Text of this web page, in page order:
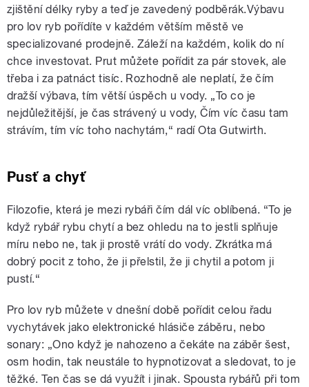
zjištění délky ryby a teď je zavedený podběrák.Výbavu
pro lov ryb pořídíte v každém větším městě ve
specializované prodejně. Záleží na každém, kolik do ní
chce investovat. Prut můžete pořídit za pár stovek, ale
třeba i za patnáct tisíc. Rozhodně ale neplatí, že čím
dražší výbava, tím větší úspěch u vody. „To co je
nejdůležitější, je čas strávený u vody, Čím víc času tam
strávím, tím víc toho nachytám,“ radí Ota Gutwirth.
Pusť a chyť
Filozofie, která je mezi rybáři čím dál víc oblíbená. “To je
když rybář rybu chytí a bez ohledu na to jestli splňuje
míru nebo ne, tak ji prostě vrátí do vody. Zkrátka má
dobrý pocit z toho, že ji přelstil, že ji chytil a potom ji
pustí.“
Pro lov ryb můžete v dnešní době pořídit celou řadu
vychytávek jako elektronické hlásiče záběru, nebo
sonary: „Ono když je nahozeno a čekáte na záběr šest,
osm hodin, tak neustále to hypnotizovat a sledovat, to je
těžké. Ten čas se dá využít i jinak. Spousta rybářů při tom